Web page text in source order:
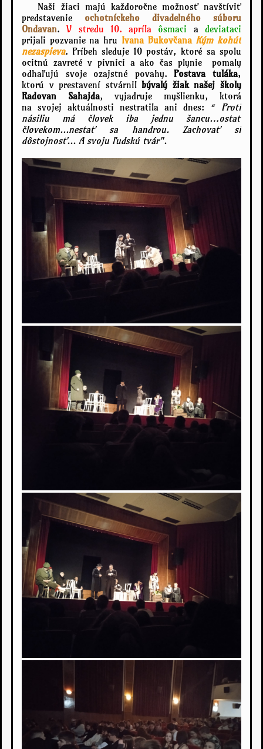
Naši žiaci majú každoročne možnosť navštíviť
predstavenie ochotníckeho divadelného súboru
Ondavan.V stredu 10. apríla ôsmaci adeviataci
prijali pozvanie na hru Ivana Bukovčana Kým kohút
nezaspieva. Príbeh sleduje 10 postáv, ktoré sa spolu
ocitnú zavreté v pivnici a ako čas plynie pomaly
odhaľujú svoje ozajstné povahy.Postava tuláka,
ktorú v prestavení stvárnilbývalý žiak našej školy
Radovan Sahajda, vyjadruje myšlienku, ktorá
na svojej aktuálnosti nestratila ani dnes: “ Proti
násiliu má človek iba jednu šancu…ostať
človekom...nestať sa handrou. Zachovať si
dôstojnosť... A svoju ľudskú tvár".